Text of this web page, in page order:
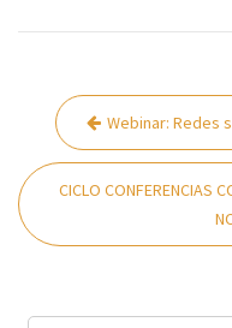
Navegación
entradas
Webinar: Redes
CICLO CONFERENCIAS